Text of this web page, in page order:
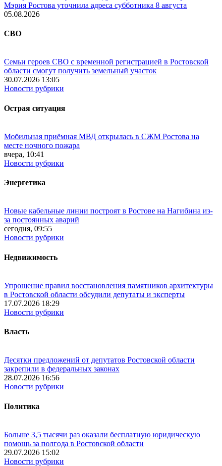
Мэрия Ростова уточнила адреса субботника 8 августа
05.08.2026
СВО
Семьи героев СВО с временной регистрацией в Ростовской
области смогут получить земельный участок
30.07.2026 13:05
Новости рубрики
Острая ситуация
Мобильная приёмная МВД открылась в СЖМ Ростова на
месте ночного пожара
вчера, 10:41
Новости рубрики
Энергетика
Новые кабельные линии построят в Ростове на Нагибина из-
за постоянных аварий
сегодня, 09:55
Новости рубрики
Недвижимость
Упрощение правил восстановления памятников архитектуры
в Ростовской области обсудили депутаты и эксперты
17.07.2026 18:29
Новости рубрики
Власть
Десятки предложений от депутатов Ростовской области
закрепили в федеральных законах
28.07.2026 16:56
Новости рубрики
Политика
Больше 3,5 тысячи раз оказали бесплатную юридическую
помощь за полгода в Ростовской области
29.07.2026 15:02
Новости рубрики